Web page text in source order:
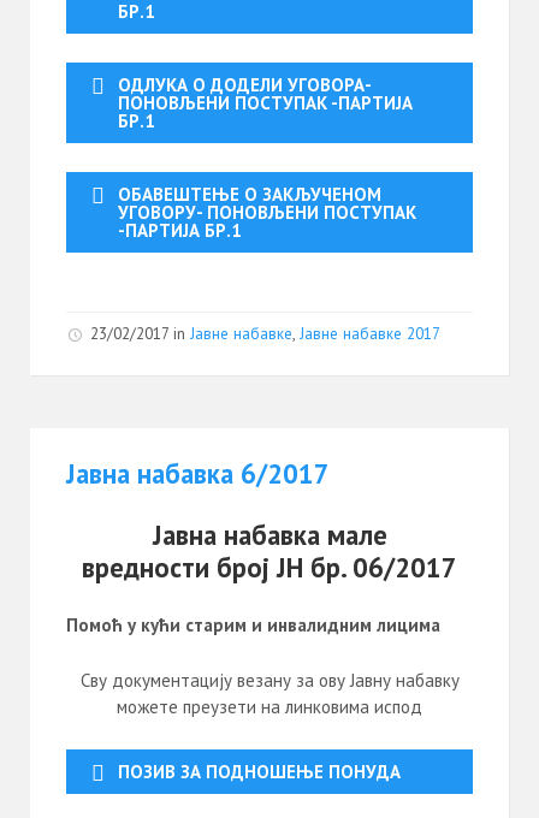
БР.1
ОДЛУКА О ДОДЕЛИ УГОВОРА-
ПОНОВЉЕНИ ПОСТУПАК -ПАРТИЈА
БР.1
ОБАВЕШТЕЊЕ О ЗАКЉУЧЕНОМ
УГОВОРУ- ПОНОВЉЕНИ ПОСТУПАК
-ПАРТИЈА БР.1
23/02/2017 in Јавне набавке, Јавне набавке 2017
Јавна набавка 6/2017
Јавна набавка мале
вредности број ЈН бр. 06/2017
Помоћ у кући старим и инвалидним лицима
Сву документацију везану за ову Јавну набавку
можете преузети на линковима испод
ПОЗИВ ЗА ПОДНОШЕЊЕ ПОНУДА